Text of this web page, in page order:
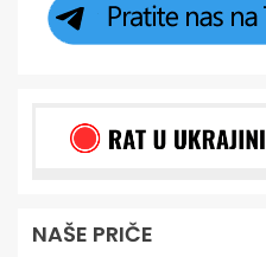
NAŠE PRIČE